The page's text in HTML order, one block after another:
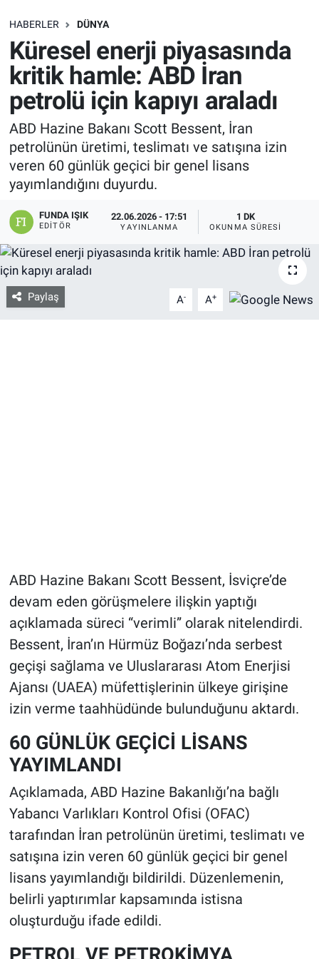
HABERLER DÜNYA
Küresel enerji piyasasında
kritik hamle: ABD İran
petrolü için kapıyı araladı
ABD Hazine Bakanı Scott Bessent, İran
petrolünün üretimi, teslimatı ve satışına izin
veren 60 günlük geçici bir genel lisans
yayımlandığını duyurdu.
FUNDA IŞIK
EDITÖR
22.06.2026 - 17:51
YAYINLANMA
1 DK
OKUNMA SÜRESI
Paylaş A- A+
ABD Hazine Bakanı Scott Bessent, İsviçre’de
devam eden görüşmelere ilişkin yaptığı
açıklamada süreci “verimli” olarak nitelendirdi.
Bessent, İran’ın Hürmüz Boğazı’nda serbest
geçişi sağlama ve Uluslararası Atom Enerjisi
Ajansı (UAEA) müfettişlerinin ülkeye girişine
izin verme taahhüdünde bulunduğunu aktardı.
60 GÜNLÜK GEÇİCİ LİSANS
YAYIMLANDI
Açıklamada, ABD Hazine Bakanlığı’na bağlı
Yabancı Varlıkları Kontrol Ofisi (OFAC)
tarafından İran petrolünün üretimi, teslimatı ve
satışına izin veren 60 günlük geçici bir genel
lisans yayımlandığı bildirildi. Düzenlemenin,
belirli yaptırımlar kapsamında istisna
oluşturduğu ifade edildi.
SAĞLIK
EKONOMİ
EĞİTİM
ÖZEL HABER
Keşfet
ASTROLOJİ
MANŞET
RESMİ İLANLAR